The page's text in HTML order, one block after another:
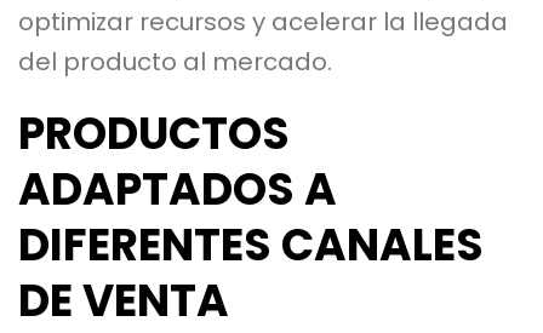
optimizar recursos y acelerar la llegada
del producto al mercado.
PRODUCTOS
ADAPTADOS A
DIFERENTES CANALES
DE VENTA